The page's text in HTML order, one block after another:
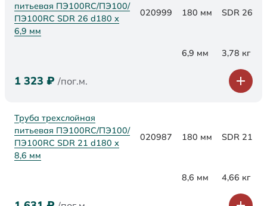
питьевая ПЭ100RC/ПЭ100/
ПЭ100RC SDR 26 d180 х
6,9 мм
020999 180 мм SDR 26
6,9 мм 3,78 кг
1 323 ₽ /пог.м.
Труба трехслойная
питьевая ПЭ100RC/ПЭ100/
ПЭ100RC SDR 21 d180 х
8,6 мм
020987 180 мм SDR 21
8,6 мм 4,66 кг